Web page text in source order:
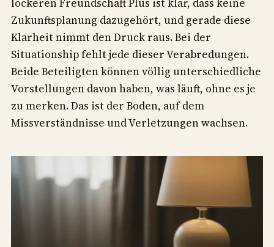
Zukunftsplanung dazugehört, und gerade diese
Klarheit nimmt den Druck raus. Bei der
Situationship fehlt jede dieser Verabredungen.
Beide Beteiligten können völlig unterschiedliche
Vorstellungen davon haben, was läuft, ohne es je
zu merken. Das ist der Boden, auf dem
Missverständnisse und Verletzungen wachsen.